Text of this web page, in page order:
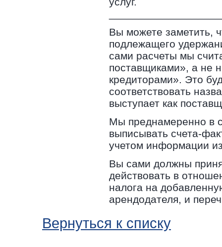
Вы можете заметить,
подлежащего
сами расчеты мы
поставщиками», а не
кредиторами». Это
соответствовать
выступает как
Мы преднамеренно в
выписывать счета-
учетом информации
Вы сами должны
действовать в
налога на
арендодателя, и
Вернуться к списку